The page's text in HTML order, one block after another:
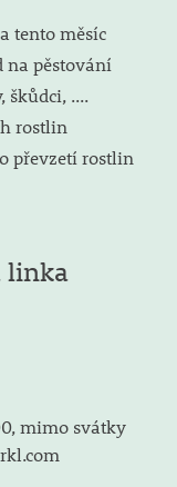
tento měsíc
na pěstování
škůdci, ....
rostlin
převzetí rostlin
linka
mimo svátky